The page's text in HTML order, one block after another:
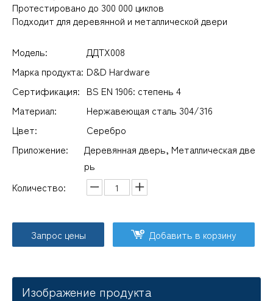
Протестировано до 300 000 циклов
Подходит для деревянной и металлической двери
Модель:
ДДТХ008
Марка продукта: D&D Hardware
Сертификация: BS EN 1906: степень 4
Материал:
Нержавеющая сталь 304/316
Цвет:
Серебро
Приложение:
Деревянная дверь, Металлическая две
рь
Количество:
Запрос цены Добавить в корзину
Изображение продукта